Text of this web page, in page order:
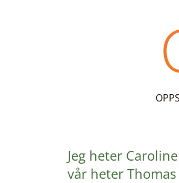
Jeg heter
vår heter